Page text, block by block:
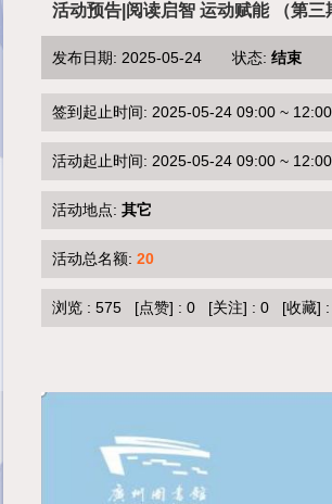
活动预告|阅读启智 运动赋能 （第三
发布日期: 2025-05-24 状态: 结束
签到起止时间: 2025-05-24 09:00 ~ 12:00
活动起止时间: 2025-05-24 09:00 ~ 12:00
活动地点: 其它
活动总名额: 20
浏览 : 575 [点赞] : 0 [关注] : 0 [收藏]